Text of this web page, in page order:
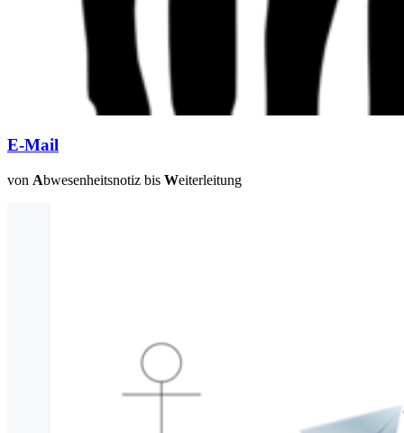
E-Mail
von Abwesenheitsnotiz bis Weiterleitung